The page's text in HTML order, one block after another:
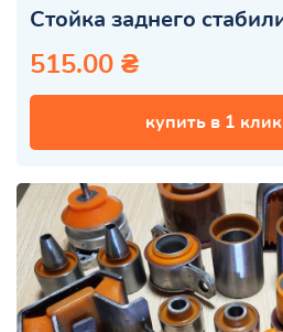
Стойка заднего
515.00 ₴
купить в 1 клик